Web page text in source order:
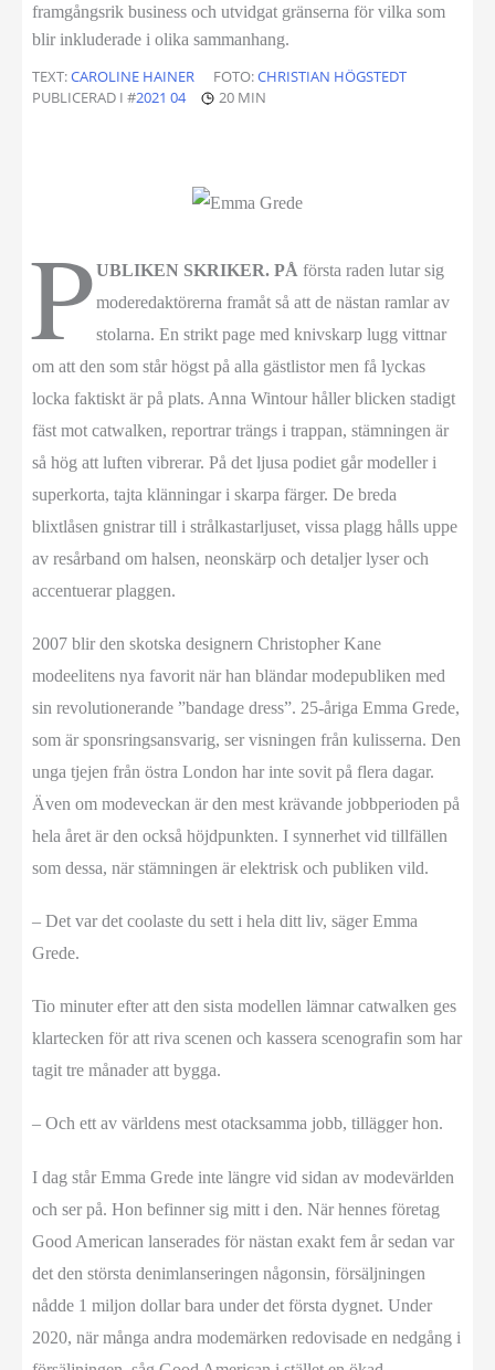
framgångsrik business och utvidgat gränserna för vilka som
blir inkluderade i olika sammanhang.
TEXT:CAROLINE HAINER FOTO:CHRISTIAN HÖGSTEDT
PUBLICERAD I #2021 04 20 MIN
PUBLIKEN SKRIKER. PÅ första raden lutar sig
moderedaktörerna framåt så att de nästan ramlar av
stolarna. En strikt page med knivskarp lugg vittnar
om att den som står högst på alla gästlistor men få lyckas
locka faktiskt är på plats. Anna Wintour håller blicken stadigt
fäst mot catwalken, reportrar trängs i trappan, stämningen är
så hög att luften vibrerar. På det ljusa podiet går modeller i
superkorta, tajta klänningar i skarpa färger. De breda
blixtlåsen gnistrar till i strålkastarljuset, vissa plagg hålls uppe
av resårband om halsen, neonskärp och detaljer lyser och
accentuerar plaggen.
2007 blir den skotska designern Christopher Kane
modeelitens nya favorit när han bländar modepubliken med
sin revolutionerande ”bandage dress”. 25-åriga Emma Grede,
som är sponsringsansvarig, ser visningen från kulisserna. Den
unga tjejen från östra London har inte sovit på flera dagar.
Även om modeveckan är den mest krävande jobbperioden på
hela året är den också höjdpunkten. I synnerhet vid tillfällen
som dessa, när stämningen är elektrisk och publiken vild.
– Det var det coolaste du sett i hela ditt liv, säger Emma
Grede.
Tio minuter efter att den sista modellen lämnar catwalken ges
klartecken för att riva scenen och kassera scenografin som har
tagit tre månader att bygga.
– Och ett av världens mest otacksamma jobb, tillägger hon.
I dag står Emma Grede inte längre vid sidan av modevärlden
och ser på. Hon befinner sig mitt i den. När hennes företag
Good American lanserades för nästan exakt fem år sedan var
det den största denimlanseringen någonsin, försäljningen
nådde 1 miljon dollar bara under det första dygnet. Under
2020, när många andra modemärken redovisade en nedgång i